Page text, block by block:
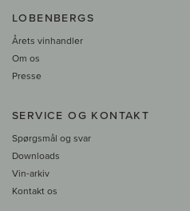
LOBENBERGS
Årets vinhandler
Om os
Presse
SERVICE OG KONTAKT
Spørgsmål og svar
Downloads
Vin-arkiv
Kontakt os